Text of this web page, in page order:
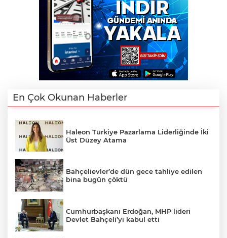
En Çok Okunan Haberler
Haleon Türkiye Pazarlama Liderliğinde İki
Üst Düzey Atama
Bahçelievler’de dün gece tahliye edilen
bina bugün çöktü
Cumhurbaşkanı Erdoğan, MHP lideri
Devlet Bahçeli’yi kabul etti